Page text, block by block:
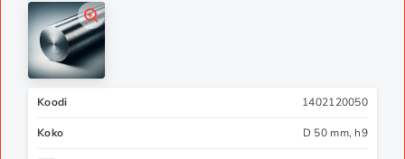
Koodi 1402120050
Koko D 50 mm, h9